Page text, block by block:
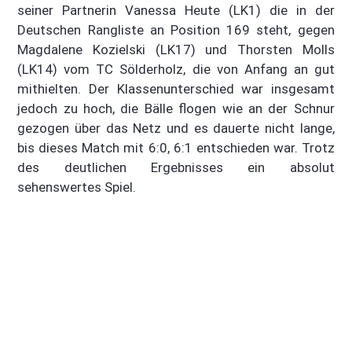
seiner Partnerin Vanessa Heute (LK1) die in der
Deutschen Rangliste an Position 169 steht, gegen
Magdalene Kozielski (LK17) und Thorsten Molls
(LK14) vom TC Sölderholz, die von Anfang an gut
mithielten. Der Klassenunterschied war insgesamt
jedoch zu hoch, die Bälle flogen wie an der Schnur
gezogen über das Netz und es dauerte nicht lange,
bis dieses Match mit 6:0, 6:1 entschieden war. Trotz
des deutlichen Ergebnisses ein absolut
sehenswertes Spiel.